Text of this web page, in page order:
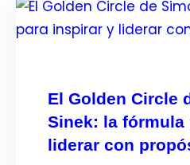
El Golden Circle
Sinek: la
liderar con